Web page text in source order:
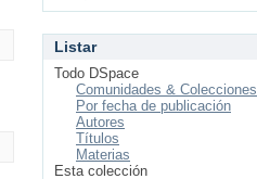
Listar
Todo DSpace
Comunidades & Colecciones
Por fecha de publicación
Autores
Títulos
Materias
Esta colección